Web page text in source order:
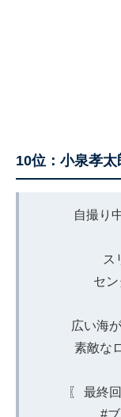
10位：小泉孝太
自撮り
ス
セ
広い海
素敵な
〖 最終
#